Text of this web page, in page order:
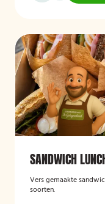
SANDWICH
Vers gemaakte
soorten.